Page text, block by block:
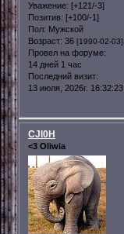
Уважение: [+121/-3]
Позитив: [+100/-1]
Пол: Мужской
Возраст: 36 [1990-02-03]
Провел на форуме:
14 дней 1 час
Последний визит:
13 июля, 2026г. 16:32:23
CJl0H
<3 Oliwia